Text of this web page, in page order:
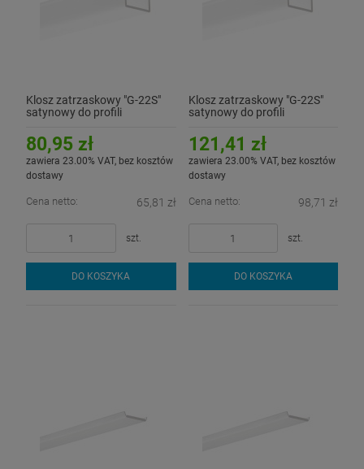
Klosz zatrzaskowy "G-22S"
satynowy do profili
80,95 zł
zawiera 23.00% VAT, bez kosztów
dostawy
Cena netto: 65,81 zł
szt.
DO KOSZYKA
Klosz zatrzaskowy "G-22S"
satynowy do profili
121,41 zł
zawiera 23.00% VAT, bez kosztów
dostawy
Cena netto: 98,71 zł
szt.
DO KOSZYKA